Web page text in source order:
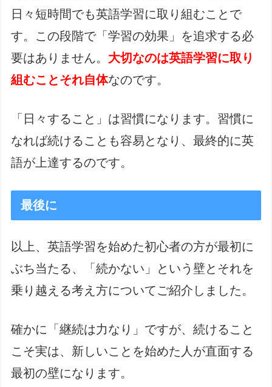
日々短時間でも英語学習に取り組むことで
す。この段階で「学習の効果」を追求する必
要はありません。 大切なのは英語学習に取り
組むことそれ自体なのです。
「日々すること」は習慣になります。習慣に
なれば続けることも容易となり、最終的に英
語が上達するのです。
最後に
以上、英語学習を始めた初心者の方が最初に
ぶち当たる、「続かない」という壁とそれを
乗り越える考え方についてご紹介しました。
確かに「継続は力なり」ですが、続けること
こそ実は、新しいことを始めた人が直面する
最初の壁になります。